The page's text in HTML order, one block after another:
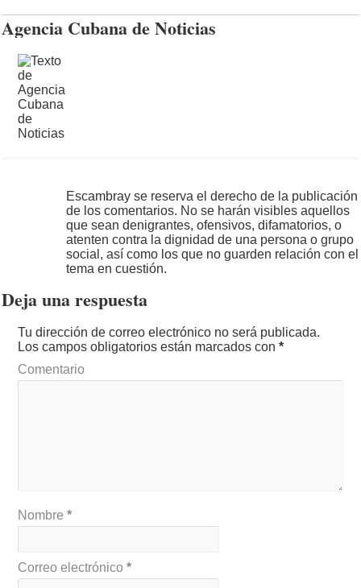
Agencia Cubana de Noticias
Escambray se reserva el derecho de la publicación
de los comentarios. No se harán visibles aquellos
que sean denigrantes, ofensivos, difamatorios, o
atenten contra la dignidad de una persona o grupo
social, así como los que no guarden relación con el
tema en cuestión.
Deja una respuesta
Tu dirección de correo electrónico no será publicada.
Los campos obligatorios están marcados con*
Comentario
Nombre*
Correo electrónico*